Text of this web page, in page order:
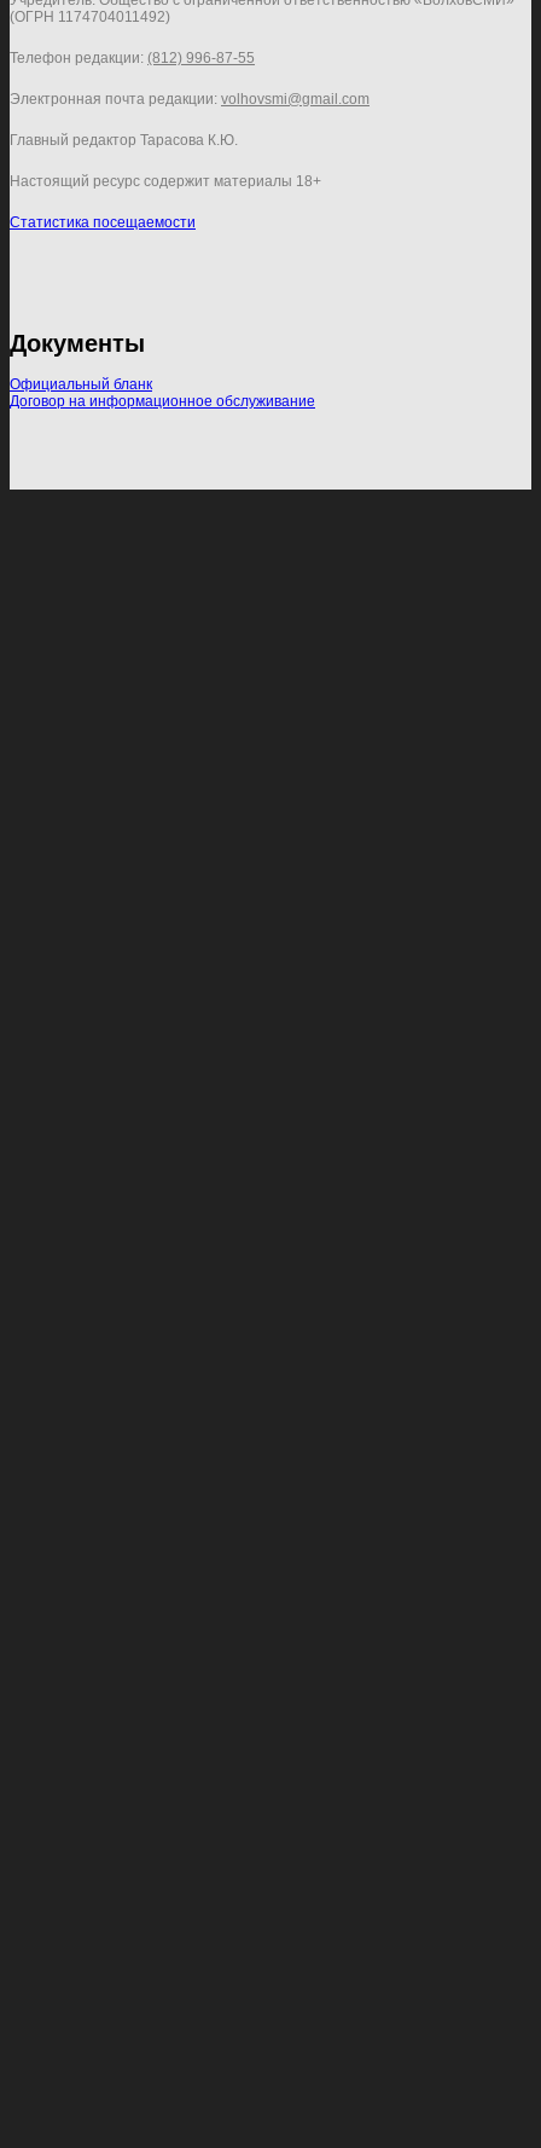
(ОГРН 1174704011492)
Телефон редакции: (812) 996-87-55
Электронная почта редакции: volhovsmi@gmail.com
Главный редактор Тарасова К.Ю.
Настоящий ресурс содержит материалы 18+
Статистика посещаемости
Документы
Официальный бланк
Договор на информационное обслуживание